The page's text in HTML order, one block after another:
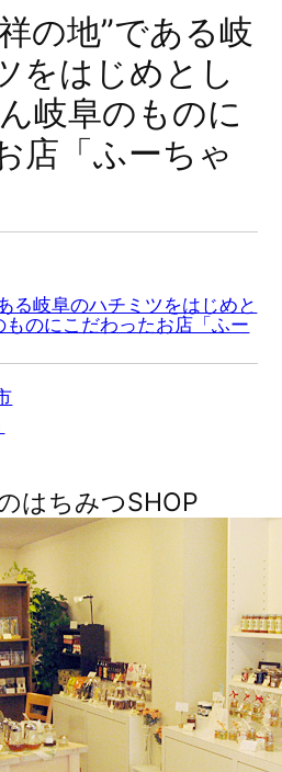
の地”である岐
をはじめとし
岐阜のものに
店「ふーちゃ
る岐阜のハチミツをはじめと
のにこだわったお店「ふー
はちみつSHOP